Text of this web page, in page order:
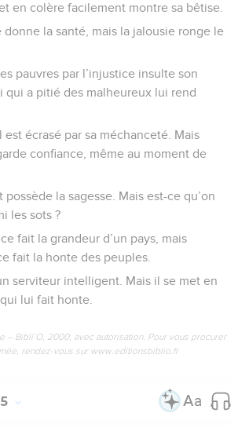
en colère facilement montre sa bêtise.
donne la santé, mais la jalousie ronge le
pauvres par l’injustice insulte son
qui a pitié des malheureux lui rend
écrasé par sa méchanceté. Mais
confiance, même au moment de
la sagesse. Mais est-ce qu’on
les sots ?
fait la grandeur d’un pays, mais
fait la honte des peuples.
serviteur intelligent. Mais il se met en
lui fait honte.
– Bibli’O, 2000, avec autorisation. Pour vous procurer
rendez-vous sur www.editionsbiblio.fr